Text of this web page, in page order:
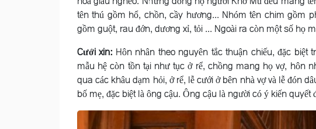
tên thú gồm hổ, chồn, cầy hương... Nhóm tên chim gồm
gồm guột, rau đớn, dương xỉ, tỏi ... Ngoài ra còn một số họ
Cưới xin: Hôn nhân theo nguyên tắc thuận chiếu, đặc
mẫu hệ còn tồn tại như tục ở rể, chồng mang họ vợ, hôn
qua các khâu dạm hỏi, ở rể, lễ cưới ở bên nhà vợ và lễ đón
bố mẹ, đặc biệt là ông cậu. Ông cậu là người có ý kiến